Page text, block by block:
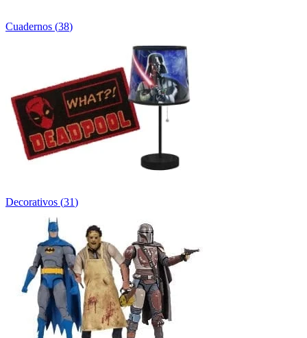
Cuadernos (38)
Decorativos (31)